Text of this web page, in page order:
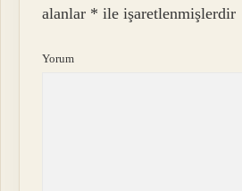
alanlar * ile işaretlenmişlerdir
Yorum